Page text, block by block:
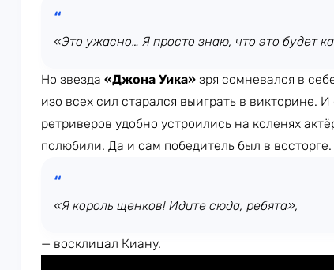
«Это ужасно… Я просто знаю, что это будет
Но звезда «Джона Уика» зря сомневался в
изо всех сил старался выиграть в викторине.
ретриверов удобно устроились на коленях
полюбили. Да и сам победитель был в восторге.
«Я король щенков! Идите сюда, ребята»,
— восклицал Киану.